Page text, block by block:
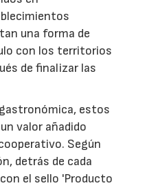
una forma de
con los territorios
de finalizar las
estos
valor añadido
Según
detrás de cada
el sello 'Producto